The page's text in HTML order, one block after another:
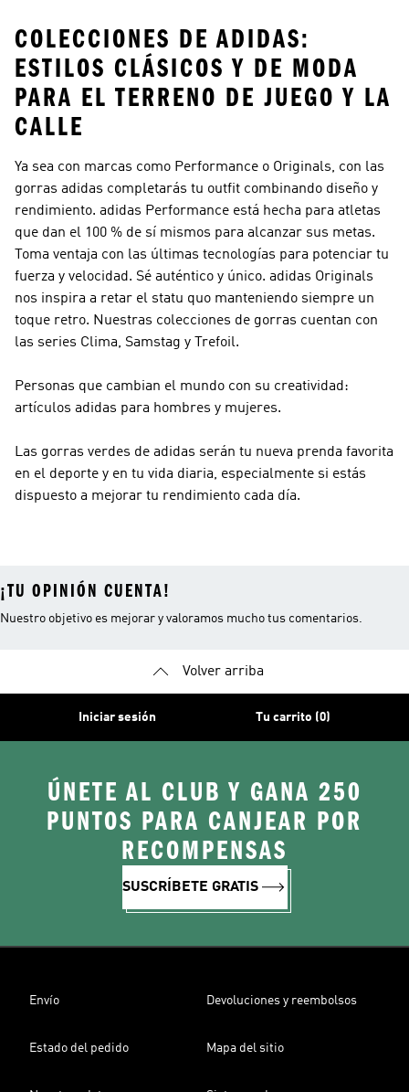
COLECCIONES DE ADIDAS:
ESTILOS CLÁSICOS Y DE MODA
PARA EL TERRENO DE JUEGO Y LA
CALLE
Ya sea con marcas como Performance o Originals, con las
gorras adidas completarás tu outfit combinando diseño y
rendimiento. adidas Performance está hecha para atletas
que dan el 100 % de sí mismos para alcanzar sus metas.
Toma ventaja con las últimas tecnologías para potenciar tu
fuerza y velocidad. Sé auténtico y único. adidas Originals
nos inspira a retar el statu quo manteniendo siempre un
toque retro. Nuestras colecciones de gorras cuentan con
las series Clima, Samstag y Trefoil.
Personas que cambian el mundo con su creatividad:
artículos adidas para hombres y mujeres.
Las gorras verdes de adidas serán tu nueva prenda favorita
en el deporte y en tu vida diaria, especialmente si estás
dispuesto a mejorar tu rendimiento cada día.
¡TU OPINIÓN CUENTA!
Nuestro objetivo es mejorar y valoramos mucho tus comentarios.
Volver arriba
Iniciar sesión Tu carrito (0)
ÚNETE AL CLUB Y GANA 250
PUNTOS PARA CANJEAR POR
RECOMPENSAS
SUSCRÍBETE GRATIS
Envío Devoluciones y reembolsos
Estado del pedido Mapa del sitio